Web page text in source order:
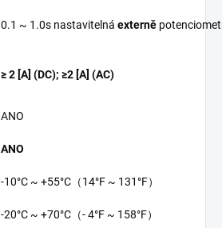
0.1 ~ 1.0s nastavitelná externě
≥ 2 [A] (DC); ≥2 [A] (AC)
ANO
ANO
-10°C ~ +55°C（14°F ~ 131°F）
-20°C ~ +70°C（- 4°F ~ 158°F）